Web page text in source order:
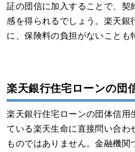
証の団信に加入することで、契
感を得られるでしょう。楽天銀
に、保険料の負担がないことも
楽天銀行住宅ローンの団
楽天銀行住宅ローンの団体信用
ている楽天生命に直接問い合わ
ものではありません。金融機関